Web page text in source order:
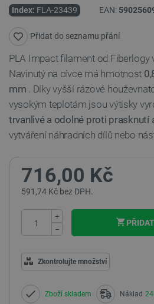
Index: FLA-23439 EAN:
Přidat do seznamu přání
PLA Impact filament od Fiberlogy
Navinutý na cívce má hmotnost
mm . Díky vyšší rázové
vysokým teplotám jsou výtisky
trvanlivé a odolné proti prasknutí
vytváření náhradních dílů nebo
716,00 Kč
591,74 Kč bez DPH.
+
−
Zkontrolujte množství
Zboží skladem Náklad